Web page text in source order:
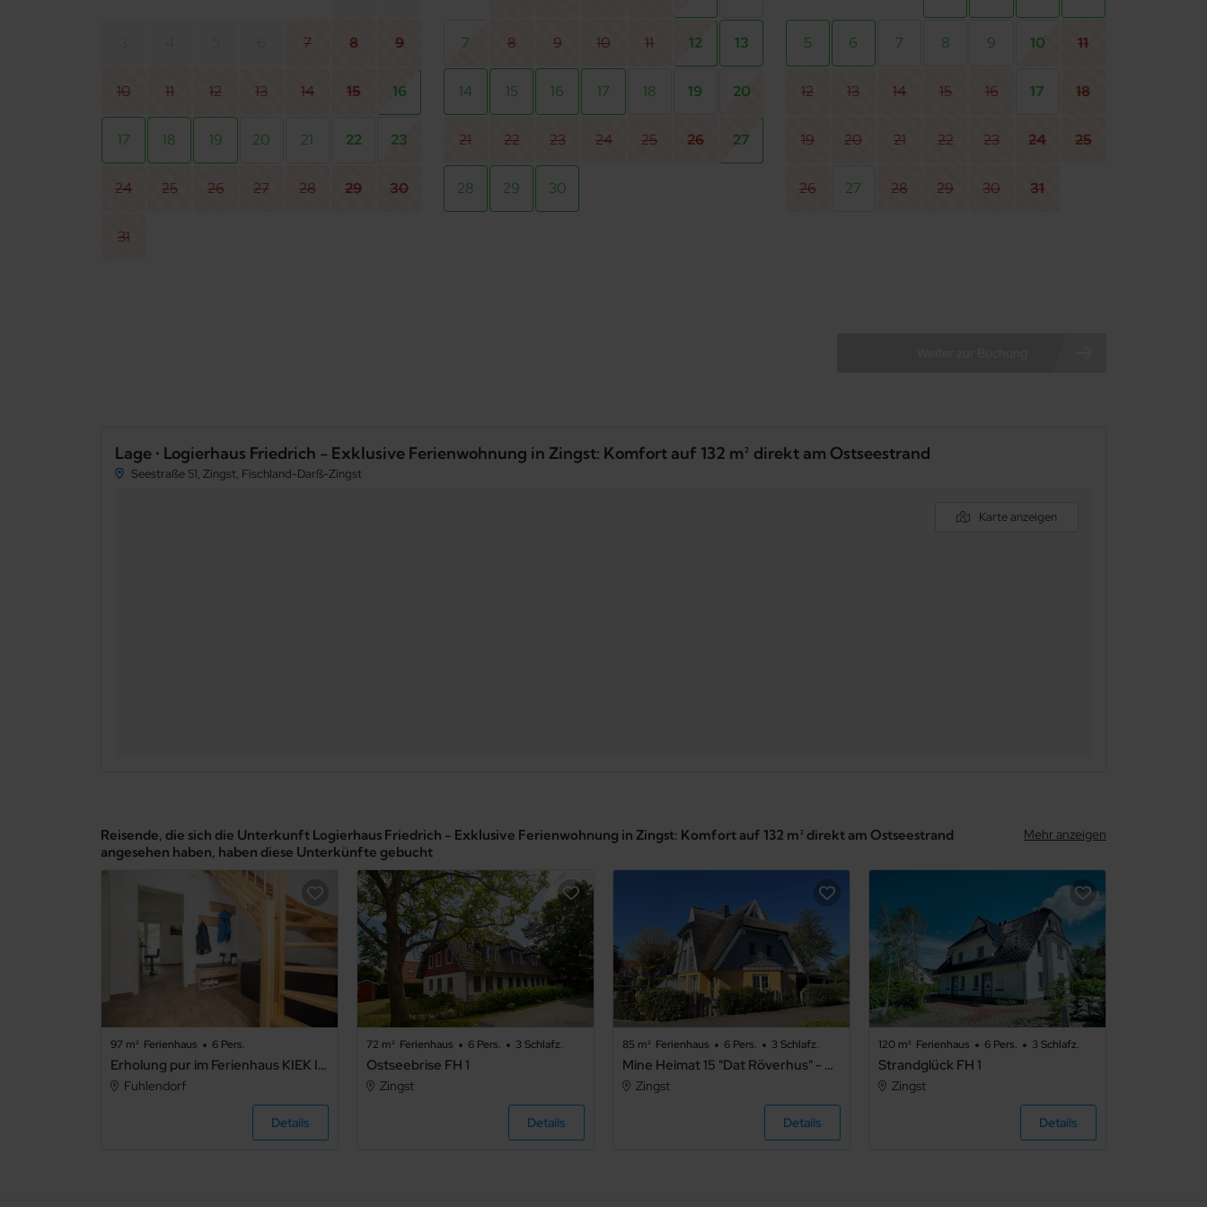
7 8 9
10 11 12 13 14 15 16
17 18 19 20 21 22 23
24 25 26 27 28 29 30
31
7 8 9 10 11 12 13
14 15 16 17 18 19 20
21 22 23 24 25 26 27
28 29 30
5 6 7 8 9 10 11
12 13 14 15 16 17 18
19 20 21 22 23 24 25
26 27 28 29 30 31
Lage • Logierhaus Friedrich - Exklusive Ferienwohnung in Zingst: Komfort auf 132 m² direkt am Ostseestrand
Seestraße 51, Zingst, Fischland-Darß-Zingst
Karte anzeigen
Reisende, die sich die Unterkunft Logierhaus Friedrich - Exklusive Ferienwohnung in Zingst: Komfort auf 132 m² direkt am Ostseestrand
angesehen haben, haben diese Unterkünfte gebucht
Mehr anzeigen
97 m² Ferienhaus 6 Pers.
Erholung pur im Ferienhaus KIEK IN 95 - Erholung pur im Ferienhaus KIEK IN 95 .1
Fuhlendorf
Details
72 m² Ferienhaus 6 Pers. 3 Schlafz.
Ostseebrise FH 1
Zingst
Details
85 m² Ferienhaus 6 Pers. 3 Schlafz.
Mine Heimat 15 "Dat Röverhus" - helle, freundliche Doppelhaushälfte
Zingst
Details
120 m² Ferienhaus 6 Pers. 3 Schlafz.
Strandglück FH 1
Zingst
Details